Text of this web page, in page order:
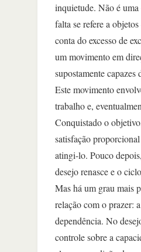
inquietude. Não é
falta se refere a
conta do excesso de
um movimento em
supostamente capazes
Este movimento
trabalho e,
Conquistado o
satisfação
atingi-lo. Pouco
desejo renasce e o
Mas há um grau mais
relação com o prazer:
dependência. No
controle sobre a